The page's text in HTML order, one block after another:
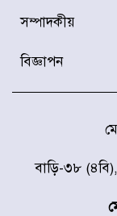
সম্পাদকীয়
বিজ্ঞাপন
বাড়ি-৩৮